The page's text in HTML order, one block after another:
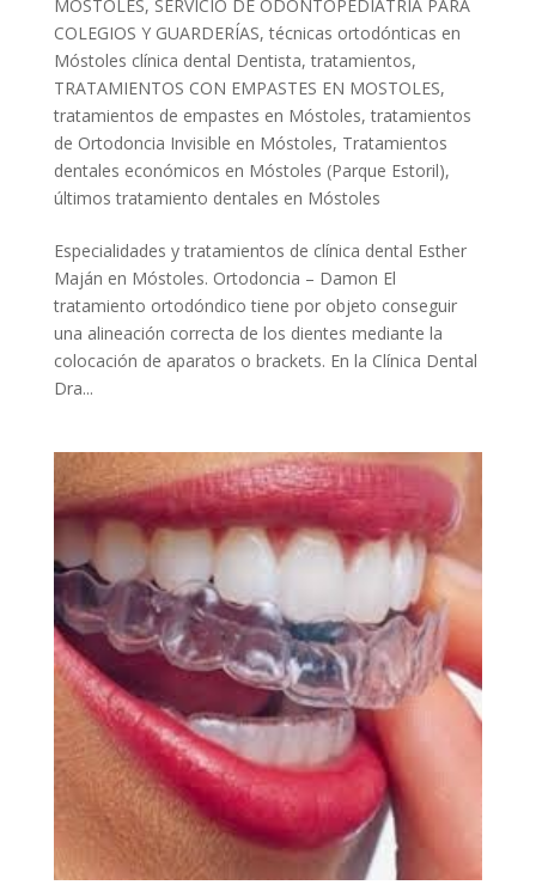
MÓSTOLES, SERVICIO DE ODONTOPEDIATRÍA PARA
COLEGIOS Y GUARDERÍAS,técnicas ortodónticas en
Móstoles clínica dental Dentista,tratamientos,
TRATAMIENTOS CON EMPASTES EN MOSTOLES,
tratamientos de empastes en Móstoles,tratamientos
de Ortodoncia Invisible en Móstoles, Tratamientos
dentales económicos en Móstoles (Parque Estoril),
últimos tratamiento dentales en Móstoles
Especialidades y tratamientos de clínica dental Esther
Maján en Móstoles. Ortodoncia – Damon El
tratamiento ortodóndico tiene por objeto conseguir
una alineación correcta de los dientes mediante la
colocación de aparatos o brackets. En la Clínica Dental
Dra...